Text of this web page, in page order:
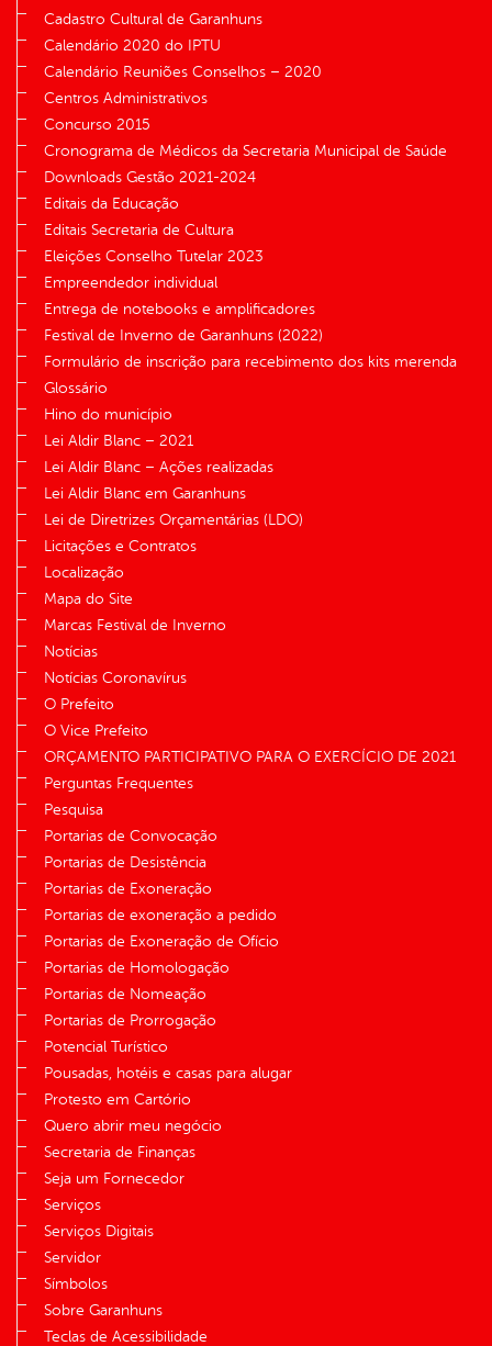
Cadastro Cultural de Garanhuns
Calendário 2020 do IPTU
Calendário Reuniões Conselhos – 2020
Centros Administrativos
Concurso 2015
Cronograma de Médicos da Secretaria Municipal de Saúde
Downloads Gestão 2021-2024
Editais da Educação
Editais Secretaria de Cultura
Eleições Conselho Tutelar 2023
Empreendedor individual
Entrega de notebooks e amplificadores
Festival de Inverno de Garanhuns (2022)
Formulário de inscrição para recebimento dos kits merenda
Glossário
Hino do município
Lei Aldir Blanc – 2021
Lei Aldir Blanc – Ações realizadas
Lei Aldir Blanc em Garanhuns
Lei de Diretrizes Orçamentárias (LDO)
Licitações e Contratos
Localização
Mapa do Site
Marcas Festival de Inverno
Notícias
Notícias Coronavírus
O Prefeito
O Vice Prefeito
ORÇAMENTO PARTICIPATIVO PARA O EXERCÍCIO DE 2021
Perguntas Frequentes
Pesquisa
Portarias de Convocação
Portarias de Desistência
Portarias de Exoneração
Portarias de exoneração a pedido
Portarias de Exoneração de Ofício
Portarias de Homologação
Portarias de Nomeação
Portarias de Prorrogação
Potencial Turístico
Pousadas, hotéis e casas para alugar
Protesto em Cartório
Quero abrir meu negócio
Secretaria de Finanças
Seja um Fornecedor
Serviços
Serviços Digitais
Servidor
Símbolos
Sobre Garanhuns
Teclas de Acessibilidade